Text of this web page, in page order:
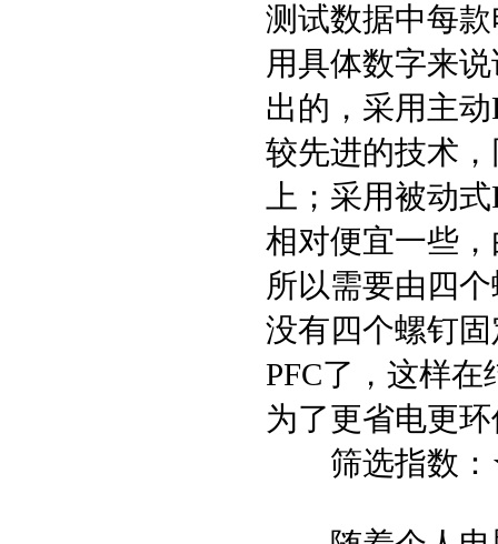
测试数据中每
用具体数字来
出的，采用主
较先进的技术
上；采用被动
相对便宜一些
所以需要由四
没有四个螺钉
PFC了，这样
为了更省电更
筛选指数